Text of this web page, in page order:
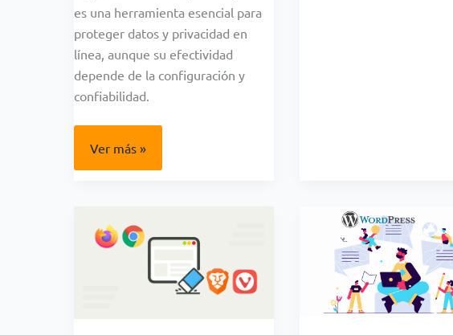
es una herramienta esencial para
proteger datos y privacidad en
línea, aunque su efectividad
depende de la configuración y
confiabilidad.
Guía
de
Ver más »